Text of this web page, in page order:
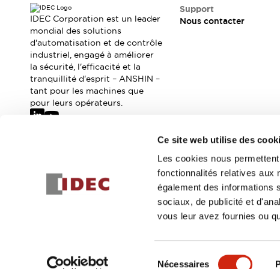
Ce site web utilise des
Les cookies nous
fonctionnalités relatives aux
également des informations
sociaux, de publicité et
vous leur avez fournies ou
Nécessaires
Lois et normes relatives à la sécurité
Cours sur l'équipement de sécurité
Tout explorer
Tout explorer
Ressources
Fichiers CAO
Produits conformes aux normes
Documentation
Rapports de vulnérabilité
Outils de sélection
Nous contacter
IDEC Corporation est un leader
mondial des solutions
d'automatisation et de contrôle
industriel, engagé à améliorer
la sécurité, l'efficacité et la
tranquillité d'esprit – ANSHIN –
tant pour les machines que
pour leurs opérateurs.
Support
Nous contacter
Inscrivez-vous
Politique de confidentialité